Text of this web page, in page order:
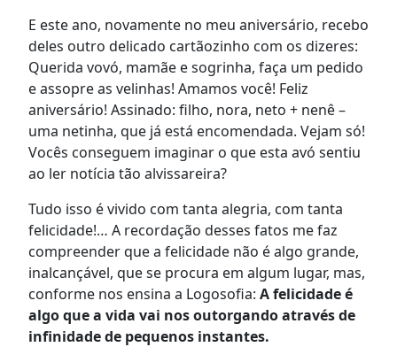
E este ano, novamente no meu aniversário, recebo
deles outro delicado cartãozinho com os dizeres:
Querida vovó, mamãe e sogrinha, faça um pedido
e assopre as velinhas! Amamos você! Feliz
aniversário! Assinado: filho, nora, neto + nenê –
uma netinha, que já está encomendada. Vejam só!
Vocês conseguem imaginar o que esta avó sentiu
ao ler notícia tão alvissareira?
Tudo isso é vivido com tanta alegria, com tanta
felicidade!… A recordação desses fatos me faz
compreender que a felicidade não é algo grande,
inalcançável, que se procura em algum lugar, mas,
conforme nos ensina a Logosofia: A felicidade é
algo que a vida vai nos outorgando através de
infinidade de pequenos instantes.